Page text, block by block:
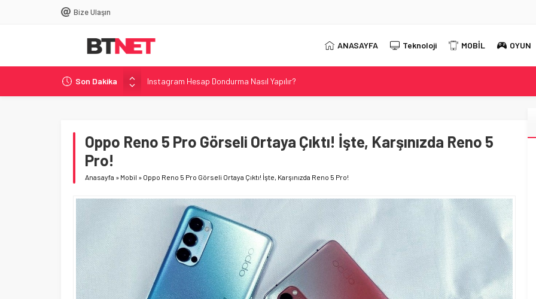
Bize Ulaşın
ANASAYFA Teknoloji MOBİL OYUN
Son Dakika
Philips, 500 Hz Yenileme Hızına Sahip Evnia Oyun Monitörünü Tanıttı
Oppo Reno 5 Pro Görseli Ortaya Çıktı! İşte, Karşınızda Reno 5
Pro!
Anasayfa » Mobil » Oppo Reno 5 Pro Görseli Ortaya Çıktı! İşte, Karşınızda Reno 5 Pro!